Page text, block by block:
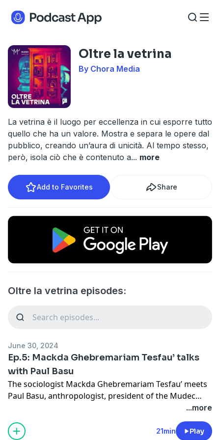
Oltre la vetrina
By Chora Media
La vetrina è il luogo per eccellenza in cui esporre tutto
quello che ha un valore. Mostra e separa le opere dal
pubblico, creando un’aura di unicità. Al tempo stesso,
però, isola ciò che è contenuto a... more
Add to Favorites Share
Oltre la vetrina episodes:
June 30, 2024
Ep.5: Mackda Ghebremariam Tesfau’ talks
with Paul Basu
The sociologist Mackda Ghebremariam Tesfau’ meets
Paul Basu, anthropologist, president of the Mudec
perspectives that should be considered for an ethical
...more
21min Play